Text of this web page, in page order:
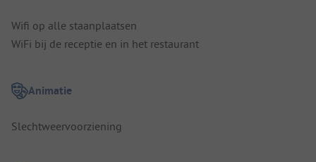
Wifi op alle staanplaatsen
WiFi bij de receptie en in het restaurant
Animatie
Slechtweervoorziening